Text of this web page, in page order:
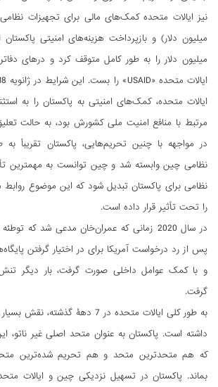
میلیون دلار را به طور کامل متوقف کرد و درهای
ایالات متحده، کمک‌های امنیتی به پاکستان را به
مرتبط با منافع امنیت ملی کشورش بود، به حالت
در مواجهه با چنین تحریم‌هایی، پاکستان تقریباً
نظامی چین وابسته شد و چین توانست به مهمترین
نظامی برای پاکستان تبدیل شود که این موضوع روابط
را تحت تأثیر قرار داده است.
در سال 2020 زمانی که عمران‌خان مدعی شد که
پس از رد درخواست آمریکا برای در اختیار گرفتن
و با کمک عوامل داخلی صورت گرفت، بار دیگر
گرفت.
به طور کلی ایالات متحده در 7 دهۀ
داشته است. پاکستان به عنوان متحد اصلی غیر ناتو،
که هم متحدترین متحد و هم تحریم ‌شده‌ترین